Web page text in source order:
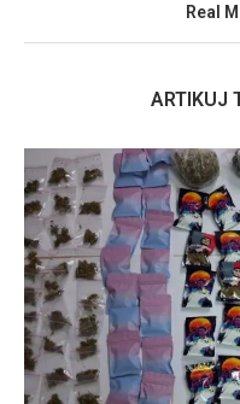
Real
ARTIKUJ